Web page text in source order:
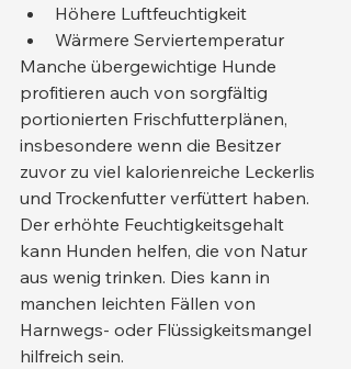
Höhere Luftfeuchtigkeit
Wärmere Serviertemperatur
Manche übergewichtige Hunde
profitieren auch von sorgfältig
portionierten Frischfutterplänen,
insbesondere wenn die Besitzer
zuvor zu viel kalorienreiche Leckerlis
und Trockenfutter verfüttert haben.
Der erhöhte Feuchtigkeitsgehalt
kann Hunden helfen, die von Natur
aus wenig trinken. Dies kann in
manchen leichten Fällen von
Harnwegs- oder Flüssigkeitsmangel
hilfreich sein.